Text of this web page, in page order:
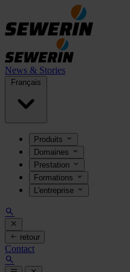
News & Stories
Français
Produits
Domaines
Prestation
Formations
L'entreprise
retour
Contact